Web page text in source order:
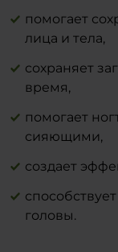
помогает
лица и тела,
сохраняет
время,
помогает
сияющими,
создает
головы.